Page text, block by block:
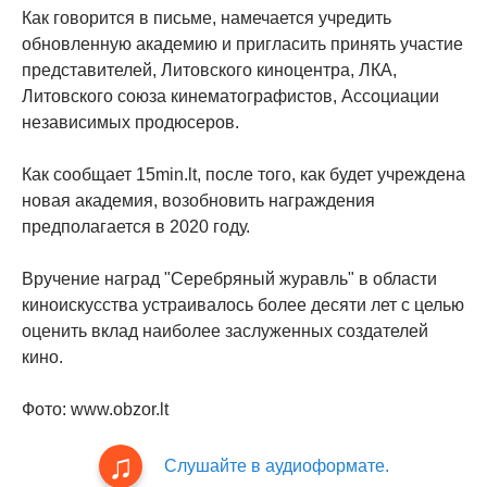
Как говорится в письме, намечается учредить
обновленную академию и пригласить принять участие
представителей, Литовского киноцентра, ЛКА,
Литовского союза кинематографистов, Ассоциации
независимых продюсеров.
Как сообщает 15min.lt, после того, как будет учреждена
новая академия, возобновить награждения
предполагается в 2020 году.
Вручение наград "Серебряный журавль" в области
киноискусства устраивалось более десяти лет с целью
оценить вклад наиболее заслуженных создателей
кино.
Фото: www.obzor.lt
Слушайте в аудиоформате.